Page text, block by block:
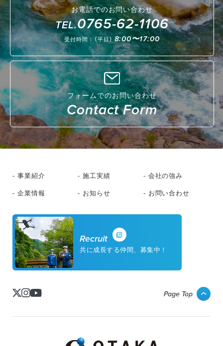
お電話でのお問い合わせ
TEL.0765-62-1106
受付時間：（平日） 8:00〜17:00
フォームでのお問い合わせ
Contact Form
- 事業紹介 - 施工実績 - 会社の強み
- 企業情報 - お知らせ - お問い合わせ
Recruit
共に成長する仲間、募集中！
Page Top